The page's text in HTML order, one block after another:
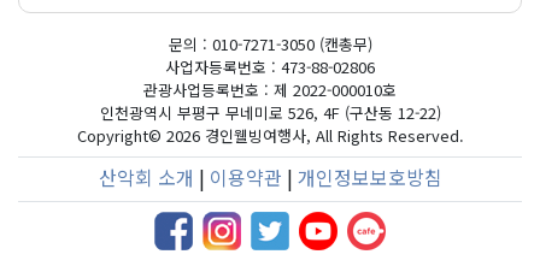
문의 : 010-7271-3050 (캔총무)
사업자등록번호 : 473-88-02806
관광사업등록번호 : 제 2022-000010호
인천광역시 부평구 무네미로 526, 4F (구산동 12-22)
Copyright© 2026 경인웰빙여행사, All Rights Reserved.
산악회 소개 | 이용약관 | 개인정보보호방침